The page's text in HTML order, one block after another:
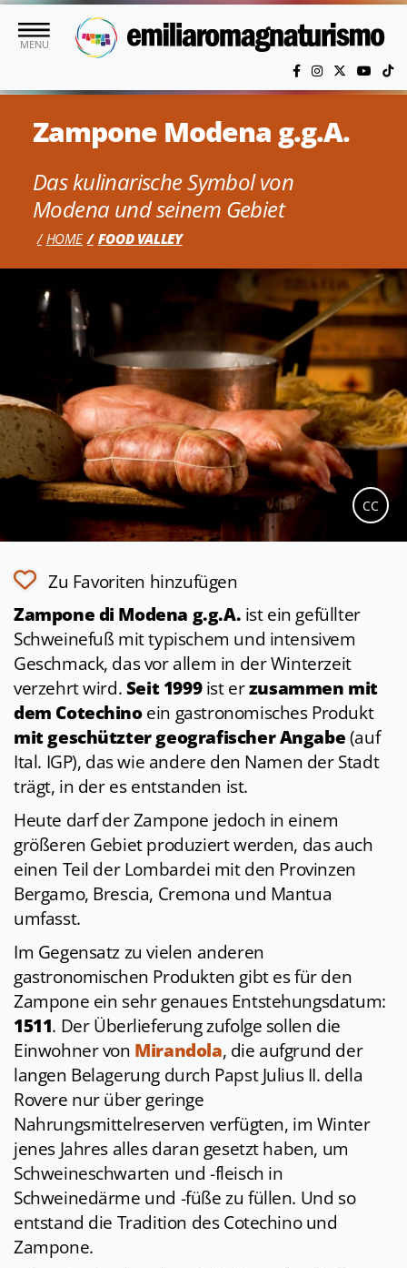
Skip to main content
MENU
Zampone Modena g.g.A.
Das kulinarische Symbol von
Modena und seinem Gebiet
HOME FOOD VALLEY
CC
Zu Favoriten hinzufügen
Zampone di Modena g.g.A. ist ein gefüllter
Schweinefuß mit typischem und intensivem
Geschmack, das vor allem in der Winterzeit
verzehrt wird.Seit 1999ist erzusammen mit
dem Cotechinoein gastronomisches Produkt
mit geschützter geografischer Angabe(auf
Ital. IGP), das wie andere den Namen der Stadt
trägt, in der es entstanden ist.
Heute darf der Zampone jedoch in einem
größeren Gebiet produziert werden, das auch
einen Teil der Lombardei mit den Provinzen
Bergamo, Brescia, Cremona und Mantua
umfasst.
Im Gegensatz zu vielen anderen
gastronomischen Produkten gibt es für den
Zampone ein sehr genaues Entstehungsdatum:
1511. Der Überlieferung zufolge sollen die
Einwohner von Mirandola, die aufgrund der
langen Belagerung durch Papst Julius II. della
Rovere nur über geringe
Nahrungsmittelreserven verfügten, im Winter
jenes Jahres alles daran gesetzt haben, um
Schweineschwarten und -fleisch in
Schweinedärme und -füße zu füllen. Und so
entstand die Tradition des Cotechino und
Zampone.